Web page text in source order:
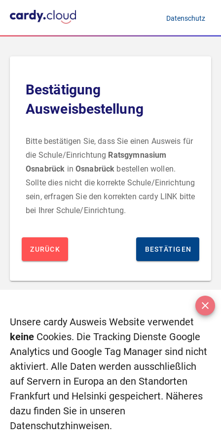
Datenschutz
Bestätigung
Ausweisbestellung
Bitte bestätigen Sie, dass Sie einen Ausweis für
die Schule/Einrichtung Ratsgymnasium
Osnabrück in Osnabrück bestellen wollen.
Sollte dies nicht die korrekte Schule/Einrichtung
sein, erfragen Sie den korrekten cardy LINK bitte
bei Ihrer Schule/Einrichtung.
ZURÜCK BESTÄTIGEN
© 2026 Cardy.cloud
AGBs
Unsere cardy Ausweis Website verwendet
keine Cookies. Die Tracking Dienste Google
Analytics und Google Tag Manager sind nicht
aktiviert. Alle Daten werden ausschließlich
auf Servern in Europa an den Standorten
Frankfurt und Helsinki gespeichert. Näheres
dazu finden Sie in unseren
Datenschutzhinweisen.
close